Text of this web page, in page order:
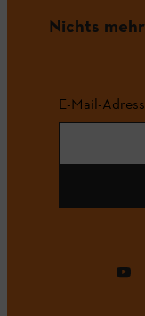
Nichts
E-Mail-